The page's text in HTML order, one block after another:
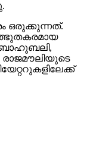
ഒരുക്കുന്നത്.
ബാഹുബലി,